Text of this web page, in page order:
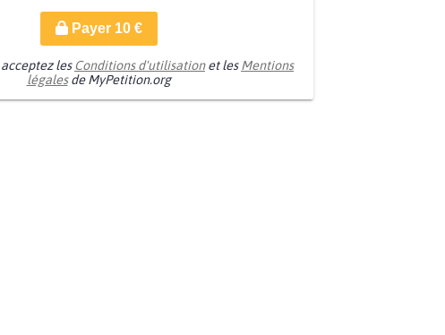
Payer 10€
les Conditions d'utilisationet lesMentions
légalesde MyPetition.org